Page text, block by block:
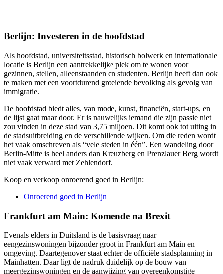
Berlijn: Investeren in de hoofdstad
Als hoofdstad, universiteitsstad, historisch bolwerk en internationale
locatie is Berlijn een aantrekkelijke plek om te wonen voor
gezinnen, stellen, alleenstaanden en studenten. Berlijn heeft dan ook
te maken met een voortdurend groeiende bevolking als gevolg van
immigratie.
De hoofdstad biedt alles, van mode, kunst, financiën, start-ups, en
de lijst gaat maar door. Er is nauwelijks iemand die zijn passie niet
zou vinden in deze stad van 3,75 miljoen. Dit komt ook tot uiting in
de stadsuitbreiding en de verschillende wijken. Om die reden wordt
het vaak omschreven als “vele steden in één”. Een wandeling door
Berlin-Mitte is heel anders dan Kreuzberg en Prenzlauer Berg wordt
niet vaak verward met Zehlendorf.
Koop en verkoop onroerend goed in Berlijn:
Onroerend goed in Berlijn
Frankfurt am Main: Komende na Brexit
Evenals elders in Duitsland is de basisvraag naar
eengezinswoningen bijzonder groot in Frankfurt am Main en
omgeving. Daartegenover staat echter de officiële stadsplanning in
Mainhatten. Daar ligt de nadruk duidelijk op de bouw van
meergezinswoningen en de aanwijzing van overeenkomstige